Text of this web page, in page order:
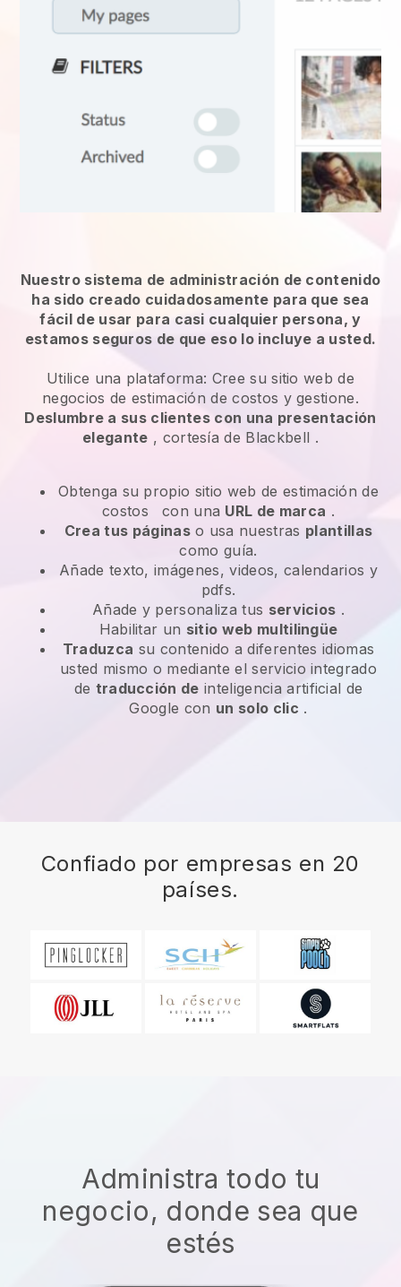
Nuestro sistema de administración de contenido
ha sido creado cuidadosamente para que sea
fácil de usar para casi cualquier persona, y
estamos seguros de que eso lo incluye a usted.
Utilice una plataforma: Cree su sitio web de
negocios de estimación de costos y gestione.
Deslumbre a sus clientes con una presentación
elegante , cortesía de Blackbell .
Obtenga su propio sitio web de estimación de
costos
con una URL de marca .
Crea tus páginaso usa nuestras plantillas
como guía.
Añade texto, imágenes, videos, calendarios y
pdfs.
Añade y personaliza tus servicios .
Habilitar un sitio web multilingüe
Traduzca su contenido a diferentes idiomas
usted mismo o mediante el servicio integrado
de traducción de inteligencia artificial de
Google con un solo clic .
Confiado por empresas en 20
países.
Administra todo tu
negocio, donde sea que
estés